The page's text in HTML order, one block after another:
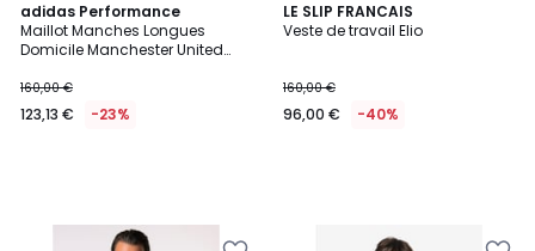
adidas Performance
Maillot Manches Longues
Domicile Manchester United
Manches Longues Domicile
Manchester United 24/25
Authentique
160,00 €
123,13 € -23%
LE SLIP FRANCAIS
Veste de travail Elio
160,00 €
96,00 € -40%